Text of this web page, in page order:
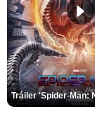
Tráiler 'Spider-Man: